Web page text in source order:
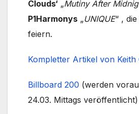
Clouds‘ „Mutiny After
P1Harmonys „UNIQUE“ ,
feiern.
Kompletter Artikel von Keith
Billboard 200 (werden
24.03. Mittags veröffentlicht)